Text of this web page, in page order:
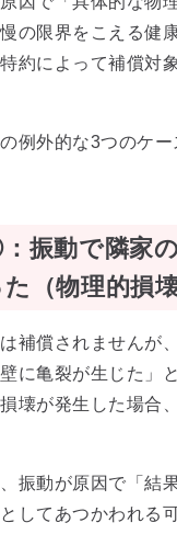
の限界をこえる健
約によって補償対
例外的な3つのケ
振動で隣家
（物理的損壊
補償されませんが
に亀裂が生じた」
壊が発生した場合
振動が原因で「結
してあつかわれる